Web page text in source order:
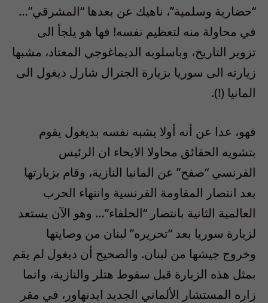
“حضارية وسلمية”، ناهيك عن بعدها “المشرقي”…
في محاولة منه لتعظيم نفسه! فها هو يلجأ الى
تزوير التاريخ، وباسلوبه الديماغوجي المعتاد، مشبها
زيارته الى سوريا بزيارة الجنرال شارل ديغول الى
المانيا (!).
فهو، عدا عن أنه أولا يشبه نفسه بديغول يقوم
بتشويه الحقائق محاولا الايحاء ان الرئيس
الفرنسي “صفح” عن المانيا النازية، وقام بزيارتها
بعد انتصار المقاومة الفرنسية وانتهاء الحرب
العالمية الثانية بانتصار “الحلفاء”… وهو الآن يستعد
لزيارة سوريا بعد “تحريره” لبنان من وصايتها
وخروج جيشها من لبنان. والصحيح أن ديغول لم يقم
بمثل هذه الزيارة قبل سقوط هتلر والنازية، وانما
زاره المستشار الألماني الجديد ايدنهاور، في مقر